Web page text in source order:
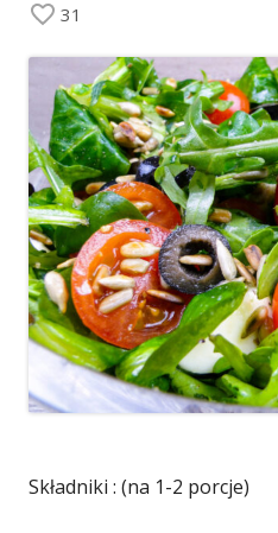
31
Składniki : (na 1-2 porcje)